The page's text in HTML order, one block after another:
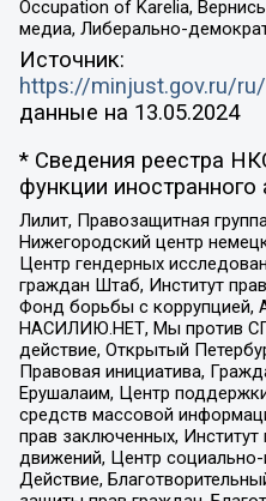
Occupation of Karelia,
медиа, Либерально-
Источник:
https://minjust.gov.ru/
данные на 13.05.2024
* Сведения реестра
функции иностранного
Лилит, Правозащитная
Нижегородский центр
Центр гендерных
граждан Штаб, Институт
Фонд борьбы с коррупцией,
НАСИЛИЮ.НЕТ, Мы против
действие, Открытый
Правовая инициатива,
Ерушалаим, Центр
средств массовой
прав заключенных,
движений, Центр
Действие,